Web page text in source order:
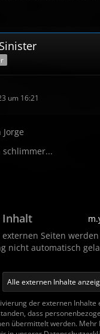
um 16:21
schlimmer...
Inhalt
Seiten
nicht automatisch
Alle externen Inhalte
der externen Inhalte
dass
übermittelt werden. Mehr